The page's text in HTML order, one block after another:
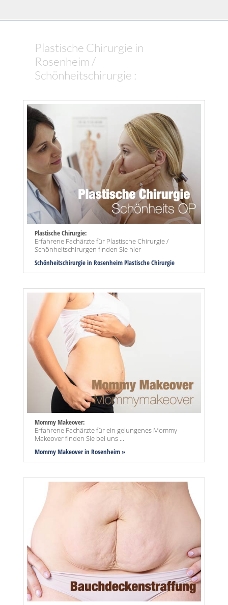
Plastische Chirurgie in
Rosenheim /
Schönheitschirurgie :
Plastische Chirurgie:
Erfahrene Fachärzte für Plastische Chirurgie /
Schönheitschirurgen finden Sie hier
Schönheitschirurgie in Rosenheim Plastische Chirurgie
Mommy Makeover:
Erfahrene Fachärzte für ein gelungenes Mommy
Makeover finden Sie bei uns ...
Mommy Makeoverin Rosenheim »